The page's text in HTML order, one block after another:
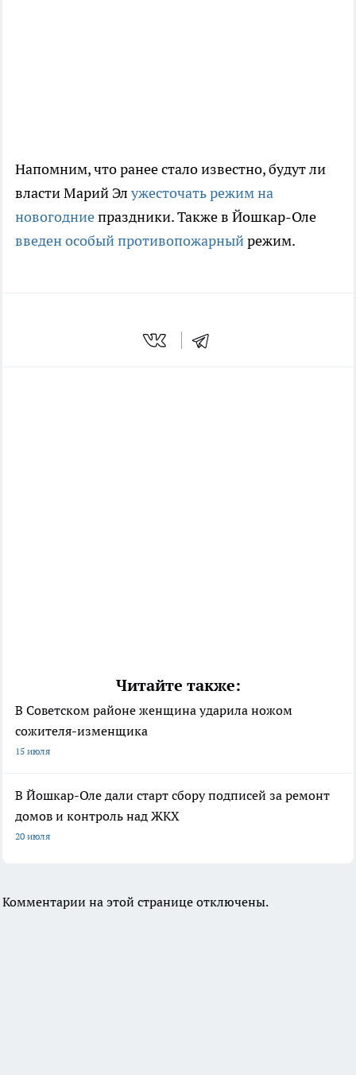
Напомним, что ранее стало известно, будут ли
власти Марий Эл ужесточать режим на
новогодниепраздники. Также в Йошкар-Оле
введен особый противопожарныйрежим.
Читайте также:
В Советском районе женщина ударила ножом
сожителя-изменщика
15 июля
В Йошкар-Оле дали старт сбору подписей за ремонт
домов и контроль над ЖКХ
20 июля
Комментарии на этой странице отключены.